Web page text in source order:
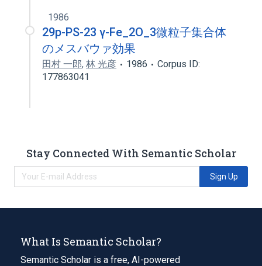
1986
29p-PS-23 γ-Fe_2O_3微粒子集合体
のメスバウァ効果
田村 一郎, 林 光彦 1986
Corpus ID:
177863041
Stay Connected With Semantic Scholar
Sign Up
What Is Semantic Scholar?
Semantic Scholar is a free, AI-powered